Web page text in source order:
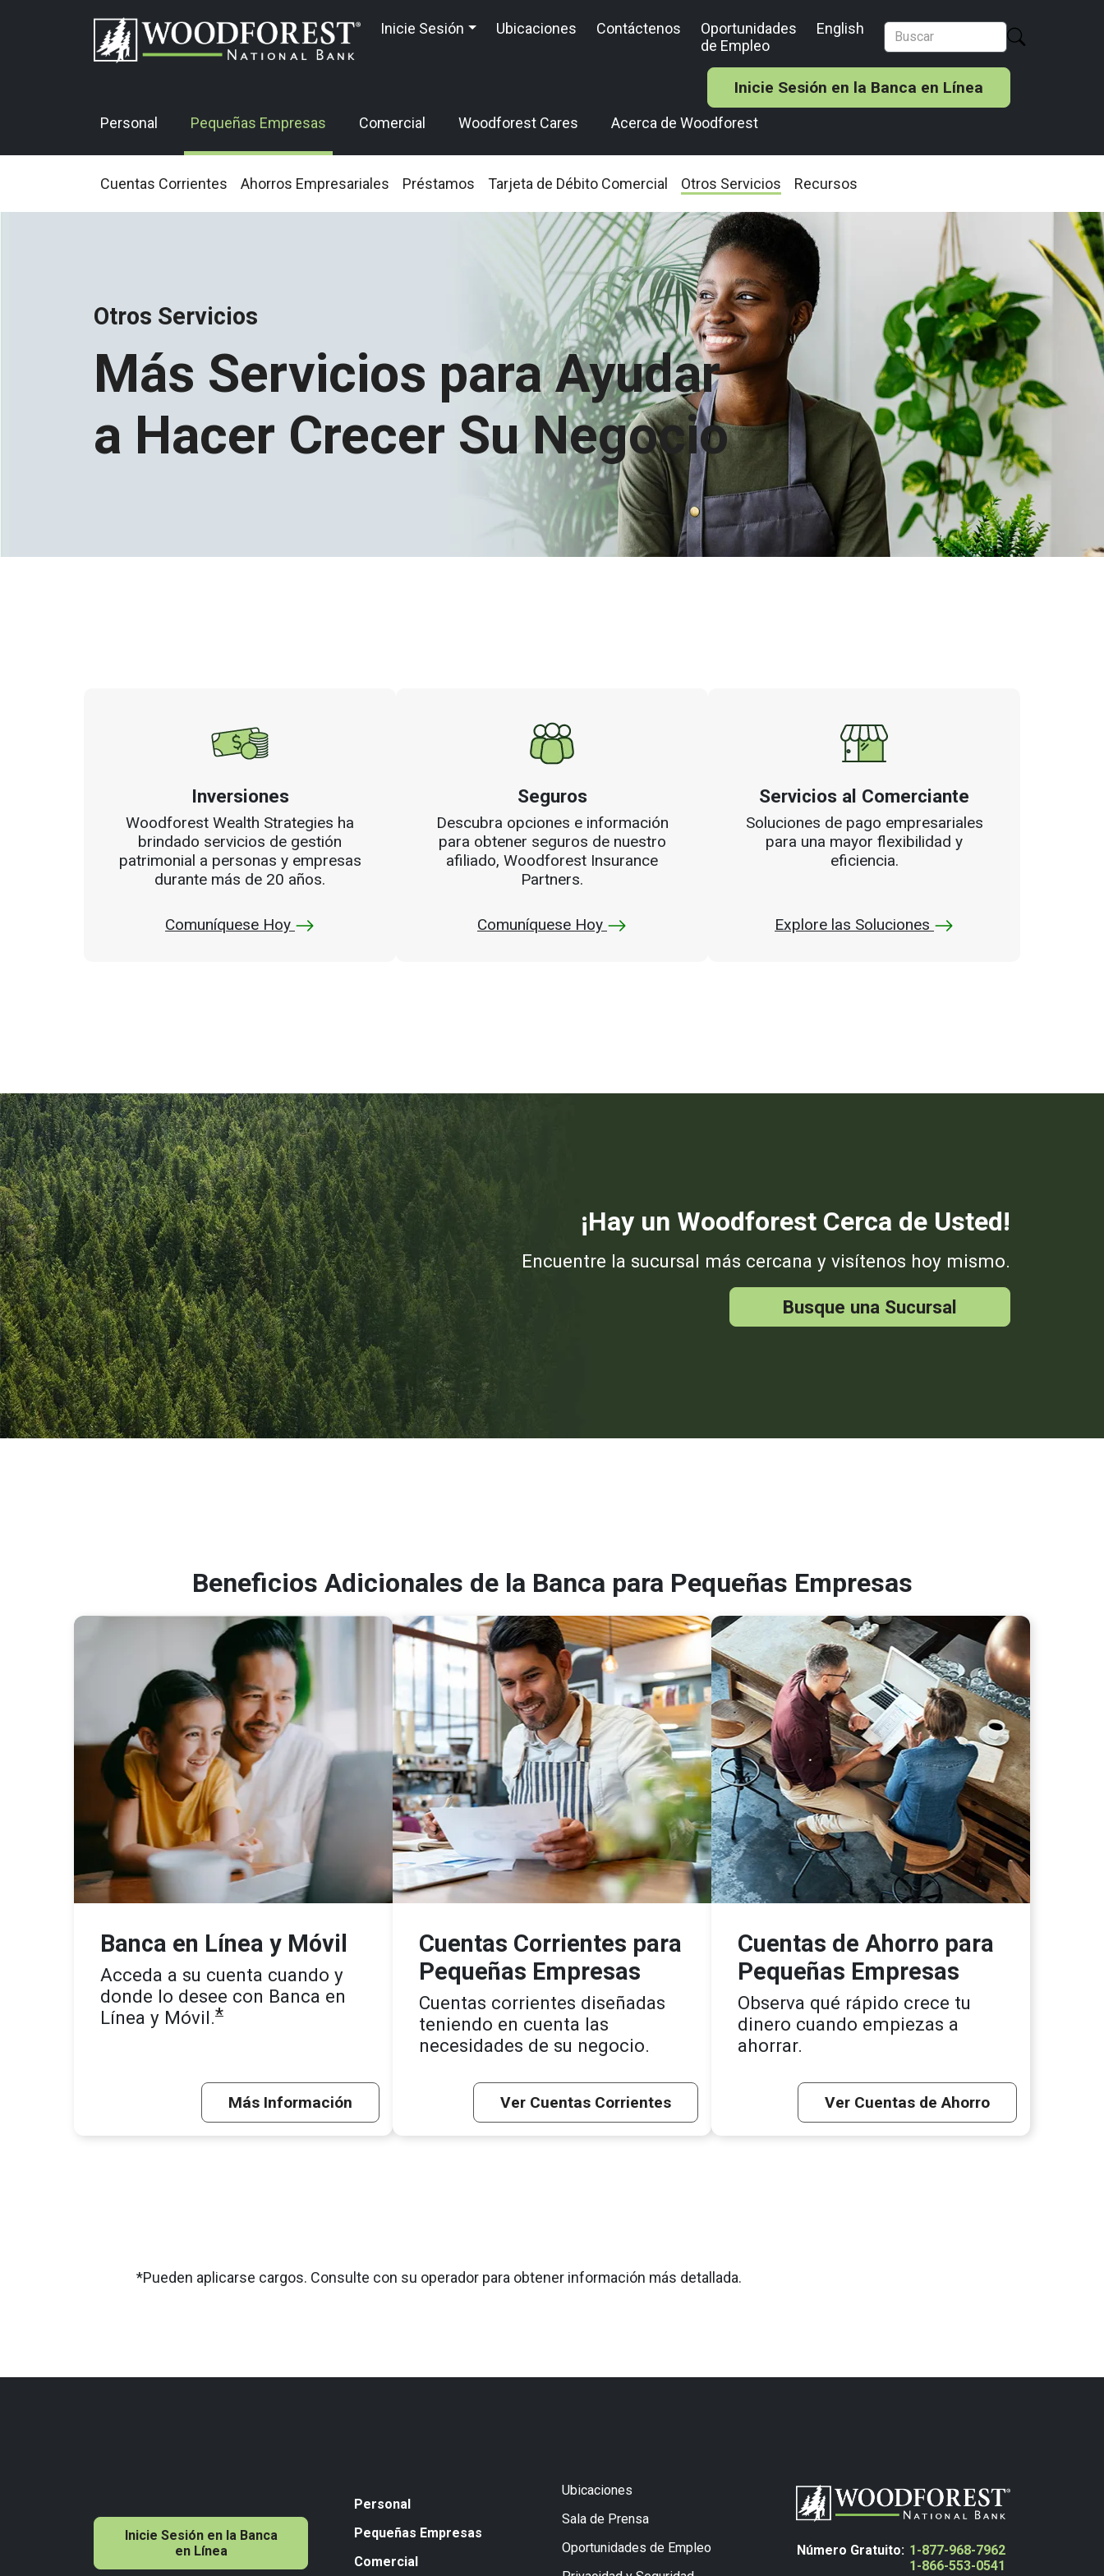
Inicie Sesión Ubicaciones Contáctenos
Oportunidades
de Empleo
English
Inicie Sesión en la Banca en Línea
Personal Pequeñas Empresas Comercial Woodforest Cares Acerca de Woodforest
Cuentas Corrientes Ahorros Empresariales Préstamos Tarjeta de Débito Comercial Otros Servicios Recursos
Otros Servicios
Más Servicios para Ayudar
a Hacer Crecer Su Negocio
Inversiones
Woodforest Wealth Strategies ha
brindado servicios de gestión
patrimonial a personas y empresas
durante más de 20 años.
Comuníquese Hoy
Seguros
Descubra opciones e información
para obtener seguros de nuestro
afiliado, Woodforest Insurance
Partners.
Comuníquese Hoy
Servicios al Comerciante
Soluciones de pago empresariales
para una mayor flexibilidad y
eficiencia.
Explore las Soluciones
¡Hay un Woodforest Cerca de Usted!
Encuentre la sucursal más cercana y visítenos hoy mismo.
Busque una Sucursal
Beneficios Adicionales de la Banca para Pequeñas Empresas
Banca en Línea y Móvil
Acceda a su cuenta cuando y
donde lo desee con Banca en
Línea y Móvil.*
Más Información
Cuentas Corrientes para
Pequeñas Empresas
Cuentas corrientes diseñadas
teniendo en cuenta las
necesidades de su negocio.
Ver Cuentas Corrientes
Cuentas de Ahorro para
Pequeñas Empresas
Observa qué rápido crece tu
dinero cuando empiezas a
ahorrar.
Ver Cuentas de Ahorro
*Pueden aplicarse cargos. Consulte con su operador para obtener información más detallada.
Inicie Sesión en la Banca
en Línea
Personal
Pequeñas Empresas
Comercial
Ubicaciones
Sala de Prensa
Oportunidades de Empleo
Número Gratuito: 1-877-968-7962
1-866-553-0541